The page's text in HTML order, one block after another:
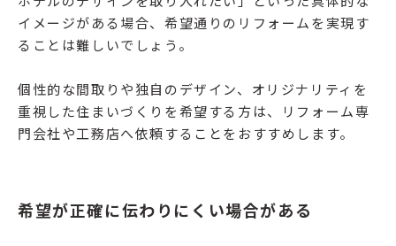
イメージがある場合、希望通りのリフォームを実現す
ることは難しいでしょう。
個性的な間取りや独自のデザイン、オリジナリティを
重視した住まいづくりを希望する方は、リフォーム専
門会社や工務店へ依頼することをおすすめします。
希望が正確に伝わりにくい場合がある